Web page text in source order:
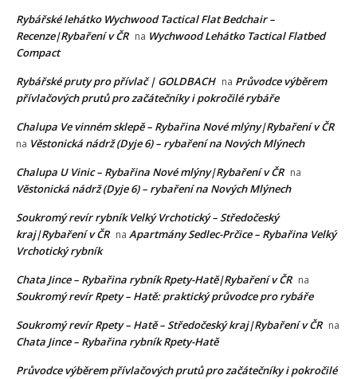
Rybářské lehátko Wychwood Tactical Flat Bedchair –
Recenze|Rybaření v ČR na Wychwood Lehátko Tactical Flatbed
Compact
Rybářské pruty pro přívlač | GOLDBACH na Průvodce výběrem
přívlačových prutů pro začátečníky i pokročilé rybáře
Chalupa Ve vinném sklepě – Rybařina Nové mlýny|Rybaření v ČR
na Věstonická nádrž (Dyje 6) – rybaření na Nových Mlýnech
Chalupa U Vinic – Rybařina Nové mlýny|Rybaření v ČR na
Věstonická nádrž (Dyje 6) – rybaření na Nových Mlýnech
Soukromý revír rybník Velký Vrchotický – Středočeský
kraj|Rybaření v ČR na Apartmány Sedlec-Prčice – Rybařina Velký
Vrchotický rybník
Chata Jince – Rybařina rybník Rpety-Hatě|Rybaření v ČR na
Soukromý revír Rpety – Hatě: praktický průvodce pro rybáře
Soukromý revír Rpety – Hatě – Středočeský kraj|Rybaření v ČR na
Chata Jince – Rybařina rybník Rpety-Hatě
Průvodce výběrem přívlačových prutů pro začátečníky i pokročilé